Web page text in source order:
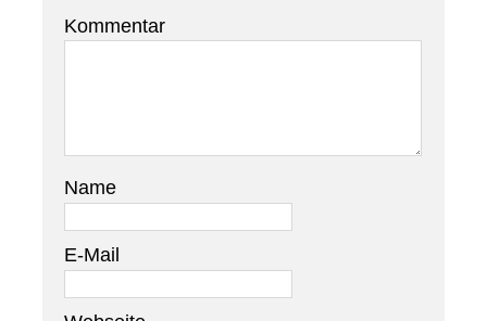
Kommentar
Name
E-Mail